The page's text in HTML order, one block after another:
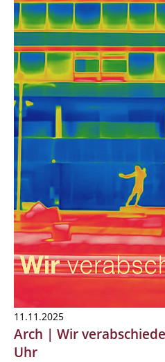
11.11.2025
Arch | Wir
Uhr